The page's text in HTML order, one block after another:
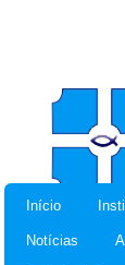
Início
Notícias